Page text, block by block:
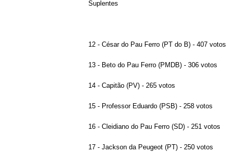
Suplentes
12 - César do Pau Ferro (PT do B) - 407 votos
13 - Beto do Pau Ferro (PMDB) - 306 votos
14 - Capitão (PV) - 265 votos
15 - Professor Eduardo (PSB) - 258 votos
16 - Cleidiano do Pau Ferro (SD) - 251 votos
17 - Jackson da Peugeot (PT) - 250 votos